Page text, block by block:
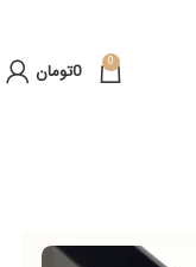
0
0تومان